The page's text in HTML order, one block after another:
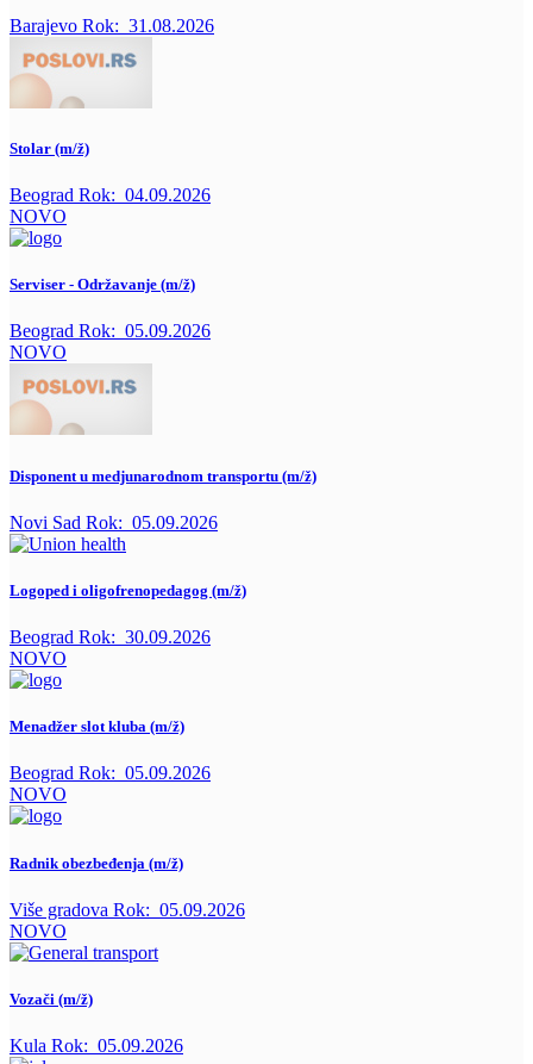
Barajevo Rok: 31.08.2026
Stolar (m/ž)
Beograd Rok: 04.09.2026
NOVO
Serviser - Održavanje (m/ž)
Beograd Rok: 05.09.2026
NOVO
Disponent u medjunarodnom transportu (m/ž)
Novi Sad Rok: 05.09.2026
Logoped i oligofrenopedagog (m/ž)
Beograd Rok: 30.09.2026
NOVO
Menadžer slot kluba (m/ž)
Beograd Rok: 05.09.2026
NOVO
Radnik obezbeđenja (m/ž)
Više gradova Rok: 05.09.2026
NOVO
Vozači (m/ž)
Kula Rok: 05.09.2026